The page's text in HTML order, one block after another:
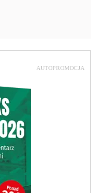
AUTOPROMOCJA